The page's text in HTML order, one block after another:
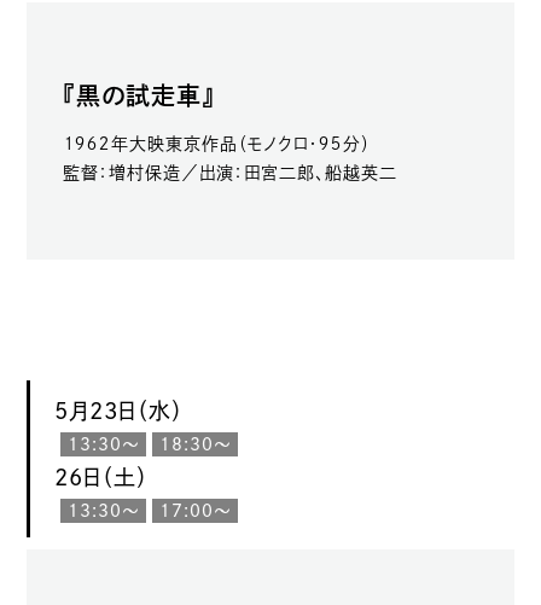
『黒の試走車』
１９６２年大映東京作品（モノクロ・９５分）
監督：増村保造／出演：田宮二郎、船越英二
5月23日（水）
13:30〜 18:30〜
26日（土）
13:30〜 17:00〜